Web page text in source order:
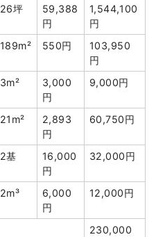
0円
715,820円
71,582円
787,402円
木造住宅2階建て
102坪
437万2,650円
26坪
59,388
円
1,544,100
円
189m² 550円
103,950
円
3m²
3,000
円
9,000円
21m²
2,893
円
60,750円
2基
16,000
円
32,000円
2m³
6,000
円
12,000円
230,000